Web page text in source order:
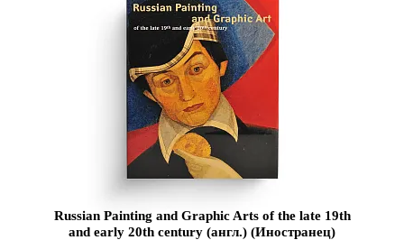
Russian Painting and Graphic Arts of the late 19th
and early 20th century (англ.) (Иностранец)